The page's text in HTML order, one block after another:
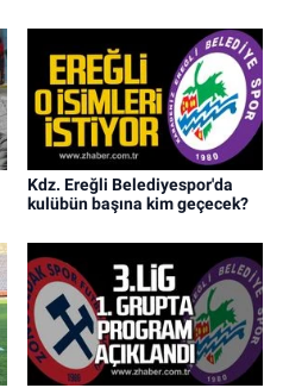
Kdz. Ereğli Belediyespor'da
kulübün başına kim geçecek?